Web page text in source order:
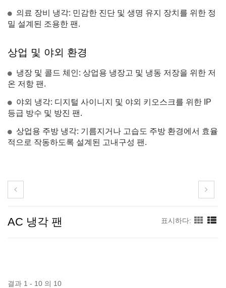
의료 장비 냉각: 민감한 진단 및 생명 유지 장치를 위한 정
밀 설계된 조용한 팬.
상업 및 야외 환경
냉장 및 콜드 체인: 상업용 냉장고 및 냉동 저장을 위한 저
온 저항 팬.
야외 냉각: 디지털 사이니지 및 야외 키오스크를 위한 IP
등급 방수 및 방진 팬.
상업용 주방 냉각: 기름지거나 고습도 주방 환경에서 효율
적으로 작동하도록 설계된 고내구성 팬.
AC 냉각 팬 표시하다:
결과 1 - 10 의 10